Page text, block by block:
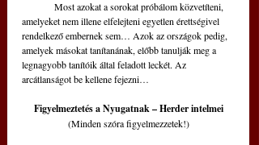
amelyeket nem illene elfelejteni egyetlen érettségivel
rendelkező embernek sem… Azok az országok pedig,
amelyek másokat tanítanának, előbb tanulják meg a
legnagyobb tanítóik által feladott leckét. Az
arcátlanságot be kellene fejezni…
Figyelmeztetés a Nyugatnak – Herder intelmei
(Minden szóra figyelmezzetek!)